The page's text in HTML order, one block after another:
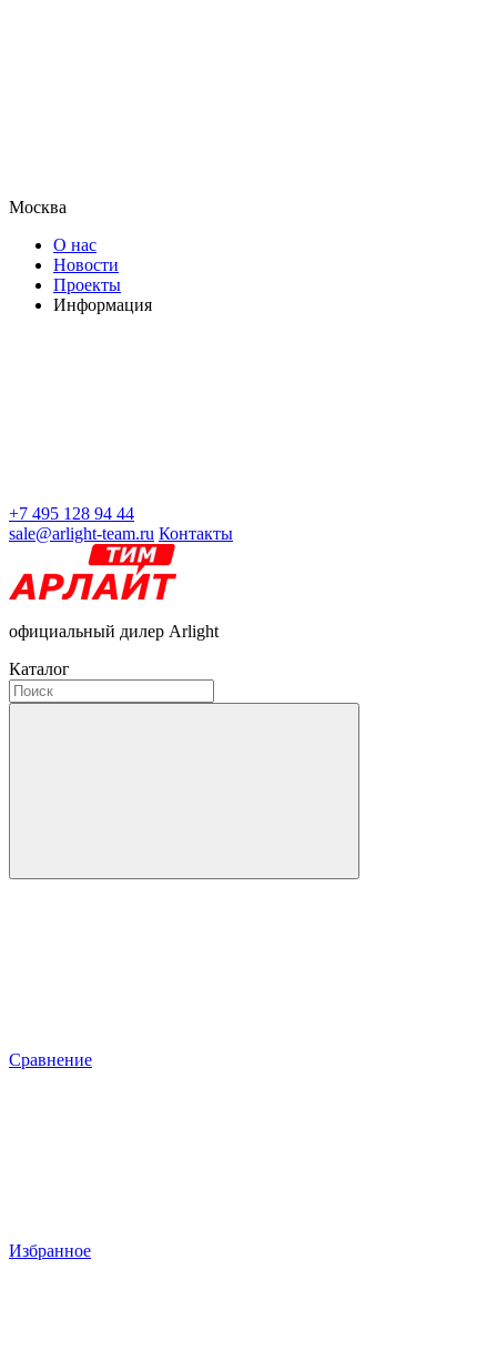
Москва
О нас
Новости
Проекты
Информация
+7 495 128 94 44
sale@arlight-team.ru Контакты
официальный дилер Arlight
Каталог
Сравнение
Избранное